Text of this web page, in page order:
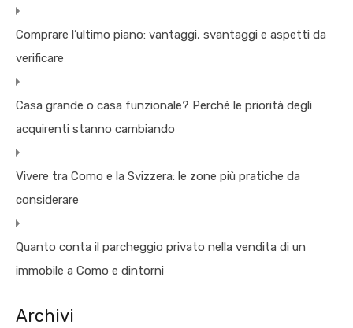
Comprare l’ultimo piano: vantaggi, svantaggi e aspetti da
verificare
Casa grande o casa funzionale? Perché le priorità degli
acquirenti stanno cambiando
Vivere tra Como e la Svizzera: le zone più pratiche da
considerare
Quanto conta il parcheggio privato nella vendita di un
immobile a Como e dintorni
Archivi